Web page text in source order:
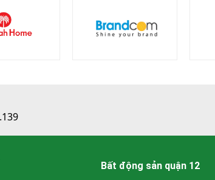
Bất động sản quận 12